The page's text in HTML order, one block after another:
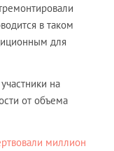
в таком
для
на
от объема
миллион